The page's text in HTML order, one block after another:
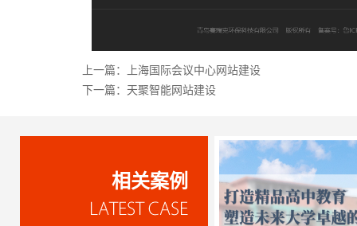
上一篇：
上海国际会议中心网站建设
下一篇： 天聚智能网站建设
相关案例